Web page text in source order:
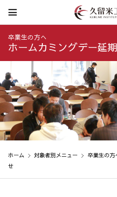
卒業生の方へ
ホームカミングデー延
ホーム 対象者別メニュー 卒業生の方
せ